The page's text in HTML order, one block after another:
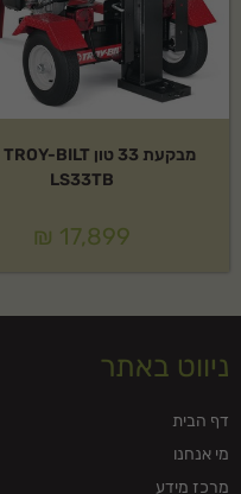
LS33TB
₪ 17,899
ניווט באתר
דף הבית
מי אנחנו
מרכז מידע